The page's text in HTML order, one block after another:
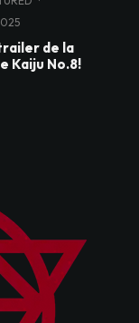
de la
Kaiju No.8!